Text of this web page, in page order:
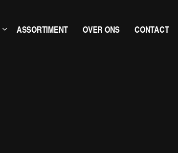
ASSORTIMENT OVER ONS CONTACT